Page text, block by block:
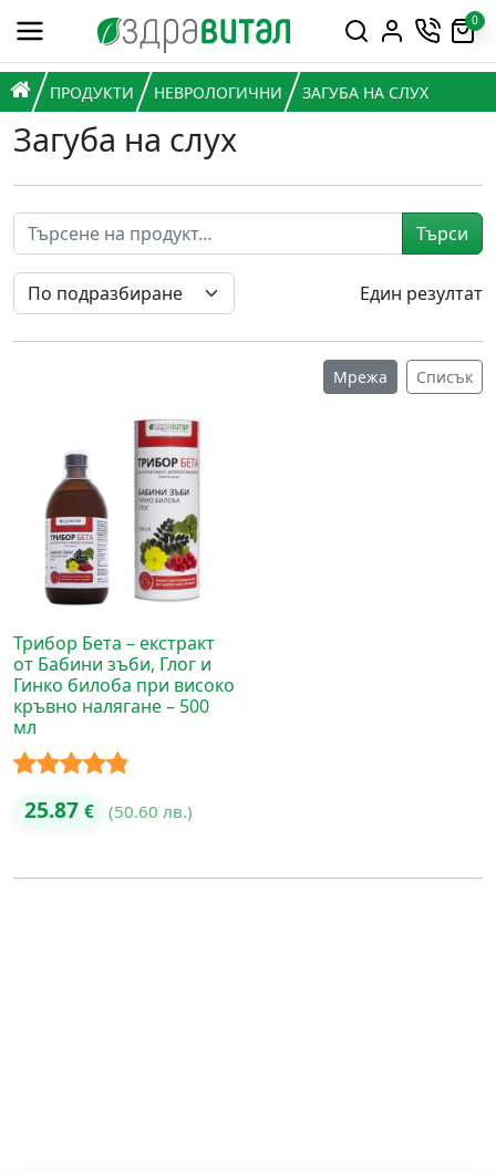
Премини към съдържанието
Горна навигация
0
Главна навигация
НАЧАЛО
ПРОДУКТИ НЕВРОЛОГИЧНИ ЗАГУБА НА СЛУХ
Загуба на слух
Един резултат
Търси
Мрежа Списък
Трибор Бета – екстракт
от Бабини зъби, Глог и
Гинко билоба при високо
кръвно налягане – 500
мл
Оценено с
25.87 € (50.60 лв.)